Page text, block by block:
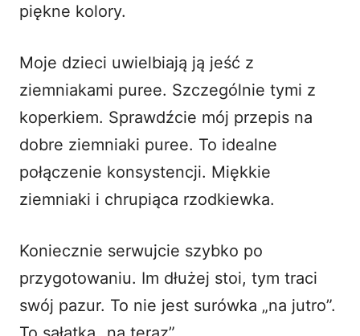
piękne kolory.
Moje dzieci uwielbiają ją jeść z
ziemniakami puree. Szczególnie tymi z
koperkiem. Sprawdźcie mój przepis na
dobre ziemniaki puree. To idealne
połączenie konsystencji. Miękkie
ziemniaki i chrupiąca rzodkiewka.
Koniecznie serwujcie szybko po
przygotowaniu. Im dłużej stoi, tym traci
swój pazur. To nie jest surówka „na jutro”.